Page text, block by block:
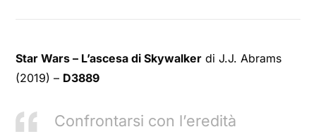
Star Wars – L’ascesa di Skywalker di J.J. Abrams
(2019) – D3889
Confrontarsi con l’eredità